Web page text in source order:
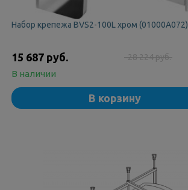
Набоp крепежа BVS2-100L хром (01000А072)
15 687 руб. 28 224 руб.
В наличии
В корзину